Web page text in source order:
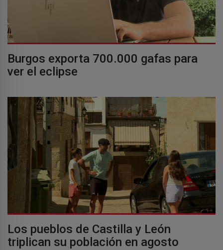
Burgos exporta 700.000 gafas para
ver el eclipse
Los pueblos de Castilla y León
triplican su población en agosto